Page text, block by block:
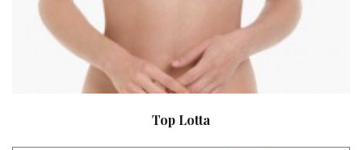
Top Lotta